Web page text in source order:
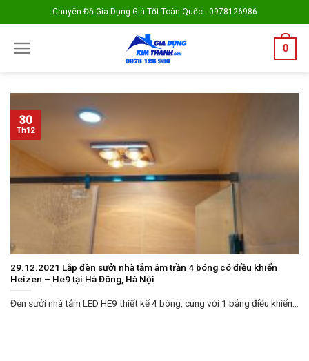
to
content
Chuyên Đồ Gia Dụng Giá Tốt Toàn Quốc - 0978126986
0
29.12.2021 Lắp đèn sưởi nhà tắm âm trần 4 bóng có điều khiển
Heizen – He9 tại Hà Đông, Hà Nội
Đèn sưởi nhà tắm LED HE9 thiết kế 4 bóng, cùng với 1 bảng điều khiển...
30
Th12